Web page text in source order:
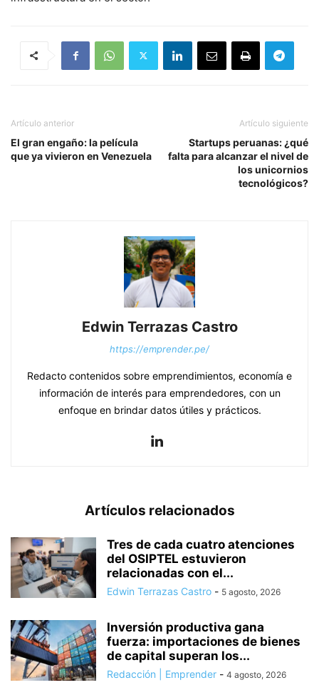
Artículo anterior
El gran engaño: la película
que ya vivieron en Venezuela
Artículo siguiente
Startups peruanas: ¿qué
falta para alcanzar el nivel de
los unicornios
tecnológicos?
Edwin Terrazas Castro
https://emprender.pe/
Redacto contenidos sobre emprendimientos, economía e
información de interés para emprendedores, con un
enfoque en brindar datos útiles y prácticos.
Artículos relacionados
Tres de cada cuatro atenciones
del OSIPTEL estuvieron
relacionadas con el...
Edwin Terrazas Castro - 5 agosto, 2026
Inversión productiva gana
fuerza: importaciones de bienes
de capital superan los...
Redacción | Emprender - 4 agosto, 2026